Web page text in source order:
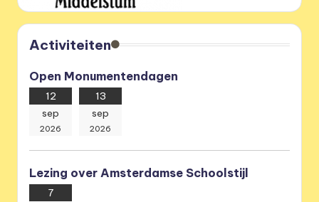
Activiteiten
Open Monumentendagen
12
sep
2026
13
sep
2026
Lezing over Amsterdamse Schoolstijl
7